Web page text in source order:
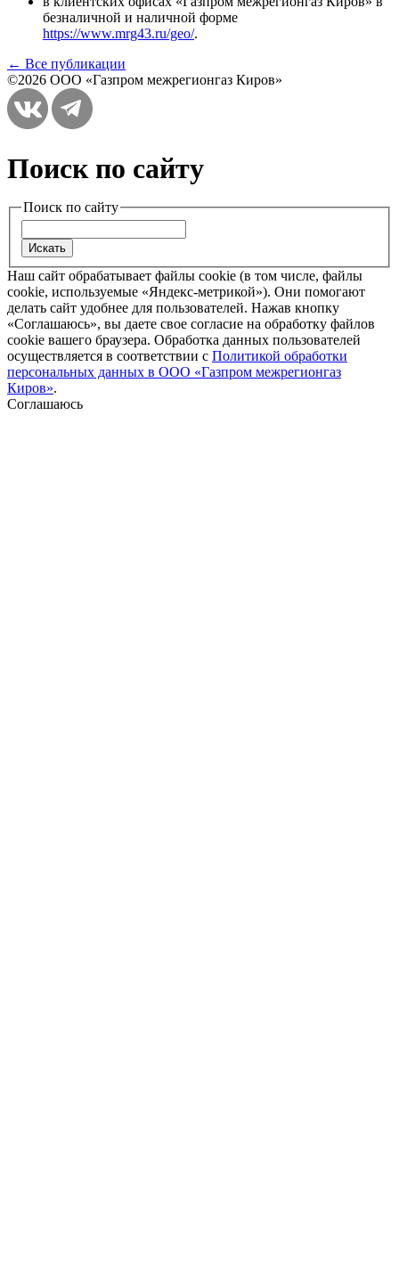
безналичной и наличной форме
https://www.mrg43.ru/geo/.
← Все публикации
©2026 ООО «Газпром межрегионгаз Киров»
Поиск по сайту
Поиск по сайту
Наш сайт обрабатывает файлы cookie (в том числе, файлы
cookie, используемые «Яндекс-метрикой»). Они помогают
делать сайт удобнее для пользователей. Нажав кнопку
«Соглашаюсь», вы даете свое согласие на обработку файлов
cookie вашего браузера. Обработка данных пользователей
осуществляется в соответствии с Политикой обработки
персональных данных в ООО «Газпром межрегионгаз
Киров».
Соглашаюсь